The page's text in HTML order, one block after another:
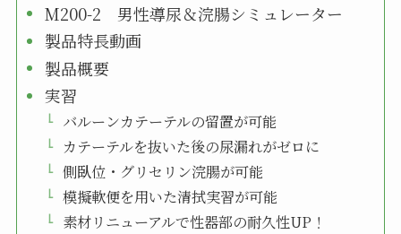
M200-2 男性導尿＆浣腸シミュレーター
製品特長動画
製品概要
実習
バルーンカテーテルの留置が可能
カテーテルを抜いた後の尿漏れがゼロに
側臥位・グリセリン浣腸が可能
模擬軟便を用いた清拭実習が可能
素材リニューアルで性器部の耐久性UP！